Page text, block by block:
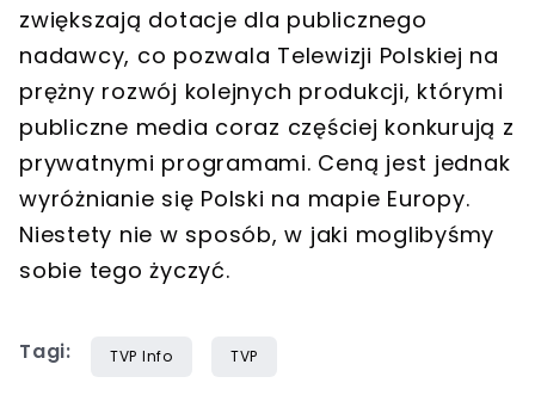
zwiększają dotacje dla publicznego
nadawcy, co pozwala Telewizji Polskiej na
prężny rozwój kolejnych produkcji, którymi
publiczne media coraz częściej konkurują z
prywatnymi programami. Ceną jest jednak
wyróżnianie się Polski na mapie Europy.
Niestety nie w sposób, w jaki moglibyśmy
sobie tego życzyć.
Tagi: TVP Info TVP